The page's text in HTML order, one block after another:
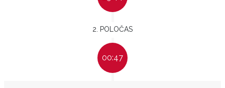
2. POLOČAS
00:47